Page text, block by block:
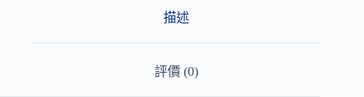
描述
評價 (0)